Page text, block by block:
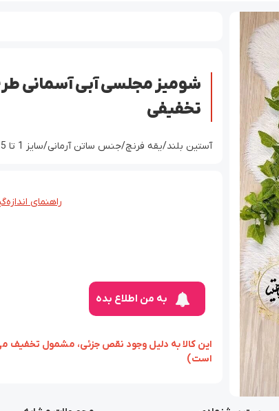
تخفیفی
آستین بلند/یقه فرنچ/جنس ساتن آرمانی/سایز 1 تا 5
راهنمای
به من اطلاع بده
‏‫این کالا به دلیل وجود نقص جزئی، مشمول
است)